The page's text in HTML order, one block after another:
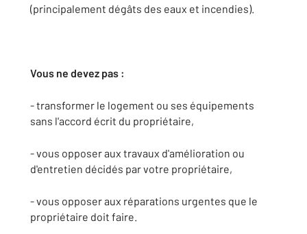
(principalement dégâts des eaux et incendies).
Vous ne devez pas :
- transformer le logement ou ses équipements
sans l'accord écrit du propriétaire,
- vous opposer aux travaux d'amélioration ou
d'entretien décidés par votre propriétaire,
- vous opposer aux réparations urgentes que le
propriétaire doit faire.